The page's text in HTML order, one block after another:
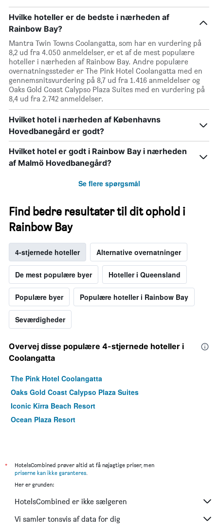
Hvilke hoteller er de bedste i nærheden af
Rainbow Bay?
Mantra Twin Towns Coolangatta, som har en vurdering på
8,2 ud fra 4.050 anmeldelser, er et af de mest populære
hoteller i nærheden af Rainbow Bay. Andre populære
overnatningssteder er The Pink Hotel Coolangatta med en
gennemsnitsvurdering på 8,7 ud fra 1.416 anmeldelser og
Oaks Gold Coast Calypso Plaza Suites med en vurdering på
8,4 ud fra 2.742 anmeldelser.
Hvilket hotel i nærheden af Københavns
Hovedbanegård er godt?
Hvilket hotel er godt i Rainbow Bay i nærheden
af Malmö Hovedbanegård?
Se flere spørgsmål
Find bedre resultater til dit ophold i
Rainbow Bay
4-stjernede hoteller Alternative overnatninger
De mest populære byer Hoteller i Queensland
Populære byer Populære hoteller i Rainbow Bay
Seværdigheder
Overvej disse populære 4-stjernede hoteller i
Coolangatta
The Pink Hotel Coolangatta
Oaks Gold Coast Calypso Plaza Suites
Iconic Kirra Beach Resort
Ocean Plaza Resort
*
HotelsCombined prøver altid at få nøjagtige priser, men
priserne kan ikke garanteres.
Her er grunden:
HotelsCombined er ikke sælgeren
Vi samler tonsvis af data for dig